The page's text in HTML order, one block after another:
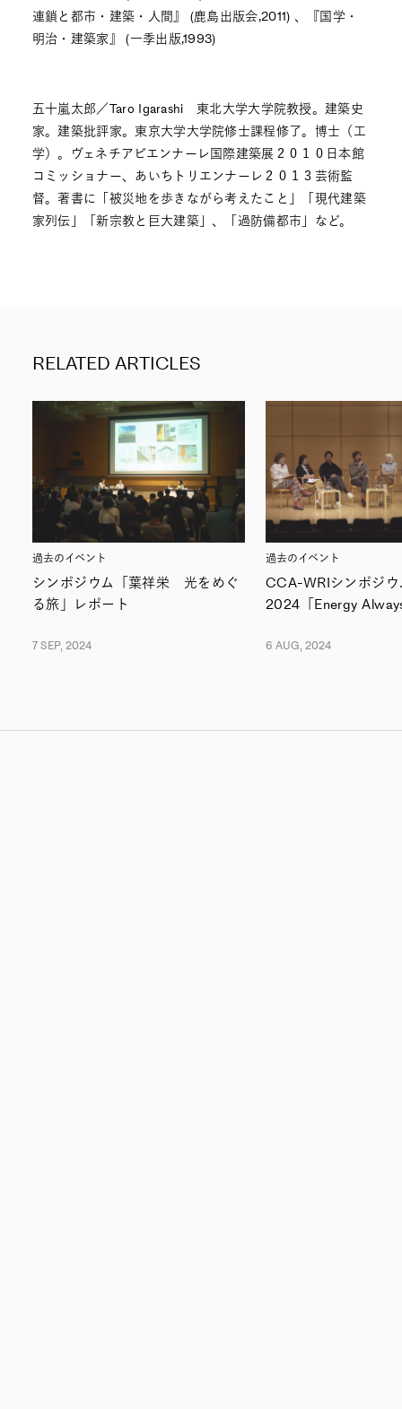
連鎖と都市・建築・人間』 (鹿島出版会,2011) 、『国学・
明治・建築家』 (一季出版,1993)
五十嵐太郎／Taro Igarashi 東北大学大学院教授。建築史
家。建築批評家。東京大学大学院修士課程修了。博士（工
学）。ヴェネチアビエンナーレ国際建築展２０１０日本館
コミッショナー、あいちトリエンナーレ２０１３芸術監
督。著書に「被災地を歩きながら考えたこと」「現代建築
家列伝」「新宗教と巨大建築」、「過防備都市」など。
RELATED ARTICLES
過去のイベント
シンポジウム「葉祥栄 光をめぐ
る旅」レポート
7 SEP, 2024
過去のイベント
CCA-WRIシンポジウ
2024「Energy
6 AUG, 2024